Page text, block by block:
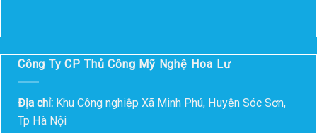
Công Ty CP Thủ Công Mỹ Nghệ Hoa Lư
Địa chỉ: Khu Công nghiệp Xã Minh Phú, Huyện Sóc Sơn,
Tp Hà Nội